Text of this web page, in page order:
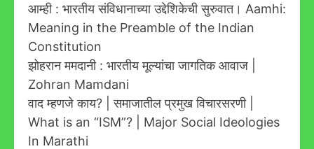
आम्ही : भारतीय संविधानाच्या उद्देशिकेची सुरुवात। Aamhi:
Meaning in the Preamble of the Indian
Constitution
झोहरान ममदानी : भारतीय मूल्यांचा जागतिक आवाज |
Zohran Mamdani
वाद म्हणजे काय? | समाजातील प्रमुख विचारसरणी |
What is an “ISM”? | Major Social Ideologies
In Marathi